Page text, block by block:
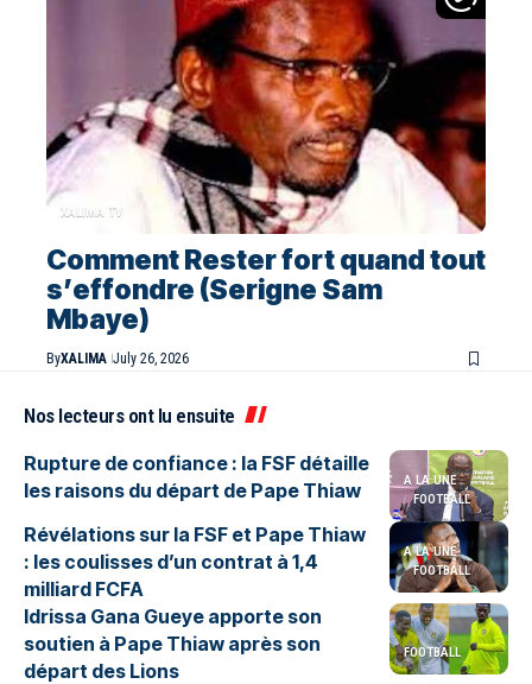
XALIMA TV
Comment Rester fort quand tout
s’effondre (Serigne Sam
Mbaye)
ByXALIMA July 26, 2026
Nos lecteurs ont lu ensuite
A LA UNE
FOOTBALL
Rupture de confiance : la FSF détaille
les raisons du départ de Pape Thiaw
A LA UNE
FOOTBALL
Révélations sur la FSF et Pape Thiaw
: les coulisses d’un contrat à 1,4
milliard FCFA
FOOTBALL
Idrissa Gana Gueye apporte son
soutien à Pape Thiaw après son
départ des Lions